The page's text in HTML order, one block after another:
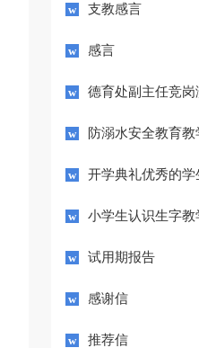
支教感言
感言
德育处副主任竞岗
防溺水安全教育
开学典礼优秀的
小学生认识生字教
试用期报告
感谢信
推荐信